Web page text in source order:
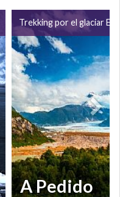
Trekking por el glaciar
A Pedido